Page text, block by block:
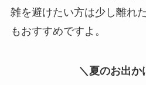
雑を避けたい方は少し離れ
もおすすめですよ。
＼夏のお出か